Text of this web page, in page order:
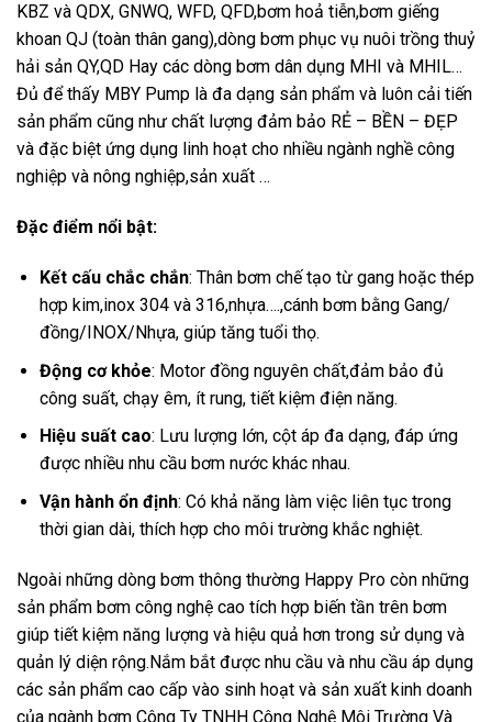
KBZ và QDX, GNWQ, WFD, QFD,bơm hoả tiễn,bơm giếng
khoan QJ (toàn thân gang),dòng bơm phục vụ nuôi trồng thuỷ
hải sản QY,QD Hay các dòng bơm dân dụng MHI và MHIL…
Đủ để thấy MBY Pump là đa dạng sản phẩm và luôn cải tiến
sản phẩm cũng như chất lượng đảm bảo RẺ – BỀN – ĐẸP
và đặc biệt ứng dụng linh hoạt cho nhiều ngành nghề công
nghiệp và nông nghiệp,sản xuất …
Đặc điểm nổi bật:
Kết cấu chắc chắn: Thân bơm chế tạo từ gang hoặc thép
hợp kim,inox 304 và 316,nhựa….,cánh bơm bằng Gang/
đồng/INOX/Nhựa, giúp tăng tuổi thọ.
Động cơ khỏe: Motor đồng nguyên chất,đảm bảo đủ
công suất, chạy êm, ít rung, tiết kiệm điện năng.
Hiệu suất cao: Lưu lượng lớn, cột áp đa dạng, đáp ứng
được nhiều nhu cầu bơm nước khác nhau.
Vận hành ổn định: Có khả năng làm việc liên tục trong
thời gian dài, thích hợp cho môi trường khắc nghiệt.
Ngoài những dòng bơm thông thường Happy Pro còn những
sản phẩm bơm công nghệ cao tích hợp biến tần trên bơm
giúp tiết kiệm năng lượng và hiệu quả hơn trong sử dụng và
quản lý diện rộng.Nắm bắt được nhu cầu và nhu cầu áp dụng
các sản phẩm cao cấp vào sinh hoạt và sản xuất kinh doanh
của ngành bơm Công Ty TNHH Công Nghệ Môi Trường Và